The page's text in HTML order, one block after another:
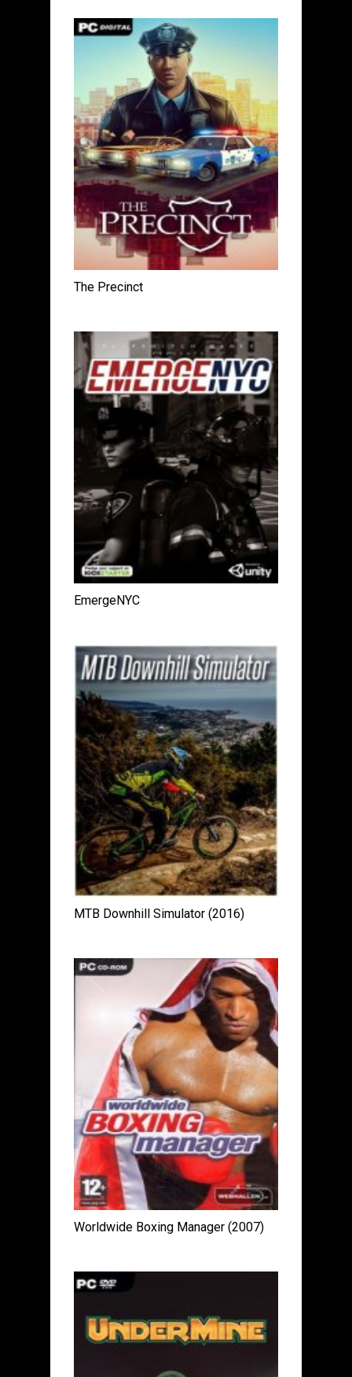
The Precinct
EmergeNYC
MTB Downhill Simulator (2016)
Worldwide Boxing Manager (2007)